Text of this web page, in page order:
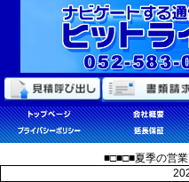
■□■□■夏季の営